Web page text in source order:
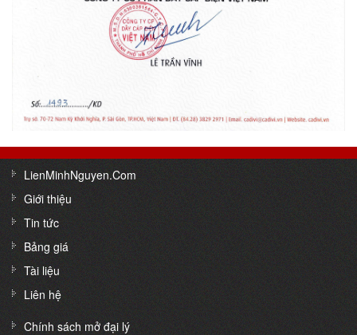
LienMinhNguyen.Com
Giới thiệu
Tin tức
Bảng giá
Tài liệu
Liên hệ
Chính sách mở đại lý